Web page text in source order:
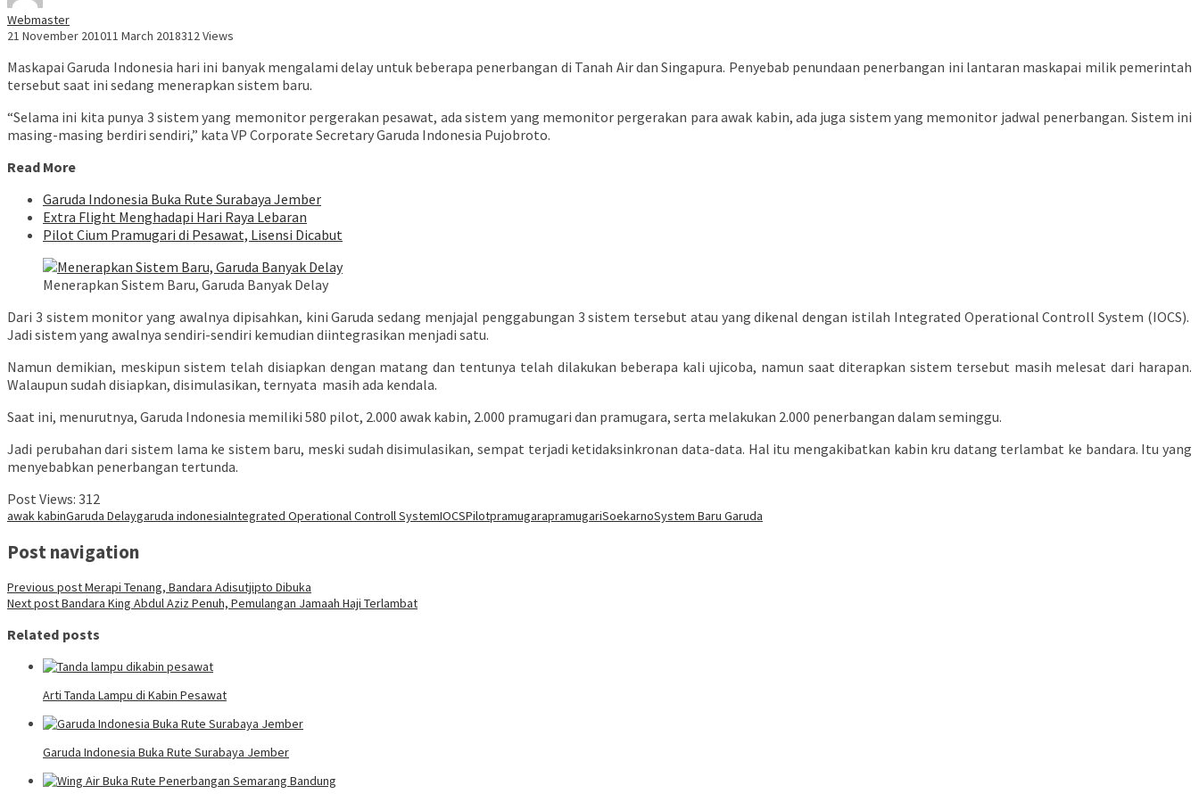
Webmaster
21 November 201011 March 2018312 Views
Maskapai Garuda Indonesia hari ini banyak mengalami delay untuk beberapa penerbangan di Tanah Air dan Singapura. Penyebab penundaan penerbangan ini lantaran maskapai milik pemerintah
tersebut saat ini sedang menerapkan sistem baru.
“Selama ini kita punya 3 sistem yang memonitor pergerakan pesawat, ada sistem yang memonitor pergerakan para awak kabin, ada juga sistem yang memonitor jadwal penerbangan. Sistem ini
masing-masing berdiri sendiri,” kata VP Corporate Secretary Garuda Indonesia Pujobroto.
Read More
Garuda Indonesia Buka Rute Surabaya Jember
Extra Flight Menghadapi Hari Raya Lebaran
Pilot Cium Pramugari di Pesawat, Lisensi Dicabut
Menerapkan Sistem Baru, Garuda Banyak Delay
Dari 3 sistem monitor yang awalnya dipisahkan, kini Garuda sedang menjajal penggabungan 3 sistem tersebut atau yang dikenal dengan istilah Integrated Operational Controll System (IOCS).
Jadi sistem yang awalnya sendiri-sendiri kemudian diintegrasikan menjadi satu.
Namun demikian, meskipun sistem telah disiapkan dengan matang dan tentunya telah dilakukan beberapa kali ujicoba, namun saat diterapkan sistem tersebut masih melesat dari harapan.
Walaupun sudah disiapkan, disimulasikan, ternyata masih ada kendala.
Saat ini, menurutnya, Garuda Indonesia memiliki 580 pilot, 2.000 awak kabin, 2.000 pramugari dan pramugara, serta melakukan 2.000 penerbangan dalam seminggu.
Jadi perubahan dari sistem lama ke sistem baru, meski sudah disimulasikan, sempat terjadi ketidaksinkronan data-data. Hal itu mengakibatkan kabin kru datang terlambat ke bandara. Itu yang
menyebabkan penerbangan tertunda.
Post Views: 312
awak kabinGaruda Delaygaruda indonesiaIntegrated Operational Controll SystemIOCSPilotpramugarapramugariSoekarnoSystem Baru Garuda
Post navigation
Previous postMerapi Tenang, Bandara Adisutjipto Dibuka
Next postBandara King Abdul Aziz Penuh, Pemulangan Jamaah Haji Terlambat
Related posts
Arti Tanda Lampu di Kabin Pesawat
Garuda Indonesia Buka Rute Surabaya Jember